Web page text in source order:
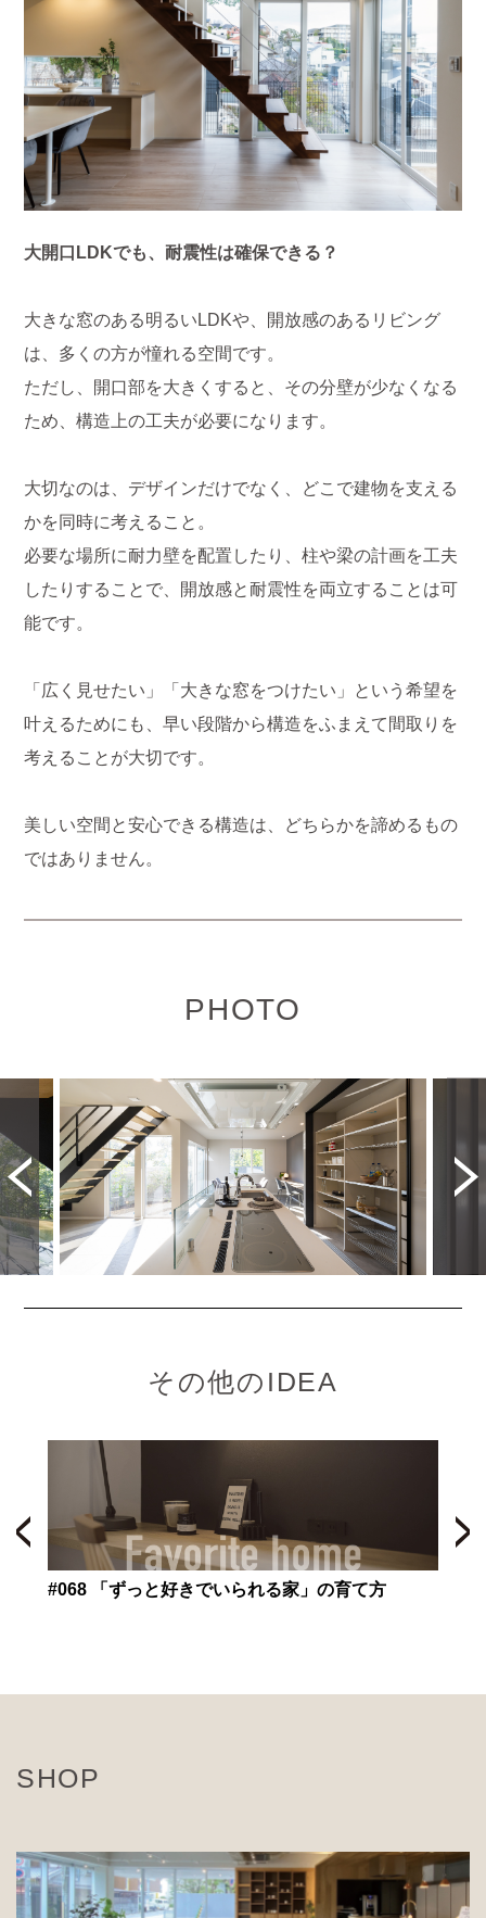
大開口LDKでも、耐震性は確保できる？
大きな窓のある明るいLDKや、開放感のあるリビング
は、多くの方が憧れる空間です。
ただし、開口部を大きくすると、その分壁が少なくなる
ため、構造上の工夫が必要になります。
大切なのは、デザインだけでなく、どこで建物を支える
かを同時に考えること。
必要な場所に耐力壁を配置したり、柱や梁の計画を工夫
したりすることで、開放感と耐震性を両立することは可
能です。
「広く見せたい」「大きな窓をつけたい」という希望を
叶えるためにも、早い段階から構造をふまえて間取りを
考えることが大切です。
美しい空間と安心できる構造は、どちらかを諦めるもの
ではありません。
PHOTO
その他のIDEA
#067 「地震に強い家」の本当の基準とは？
SHOP